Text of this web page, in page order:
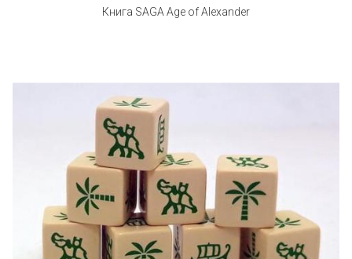
Книга SAGA Age of Alexander